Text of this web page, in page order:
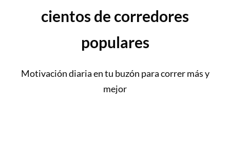
cientos de corredores
populares
Motivación diaria en tu buzón para correr más y
mejor